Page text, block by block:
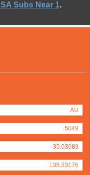
AU
5049
-35.03089
138.53176
SA Subs Near 1.